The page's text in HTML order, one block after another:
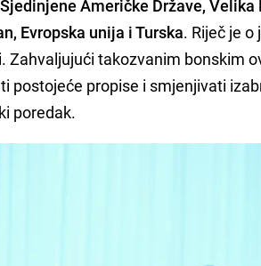
Američke Države, Velika
Evropska unija i Turska. Riječ je
Zahvaljujući takozvanim bonskim
postojeće propise i smjenjivati
poredak.